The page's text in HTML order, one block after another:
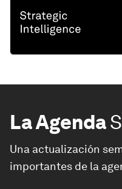
La Agenda
Una actualización
importantes de la